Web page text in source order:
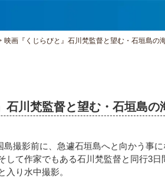
映画『くじらびと』石川梵監督と望む・石垣島の
石川梵監督と望む・石垣島の
撮影前に、急遽石垣島へと向かう事に
して作家でもある石川梵監督と同行3日
入り水中撮影。